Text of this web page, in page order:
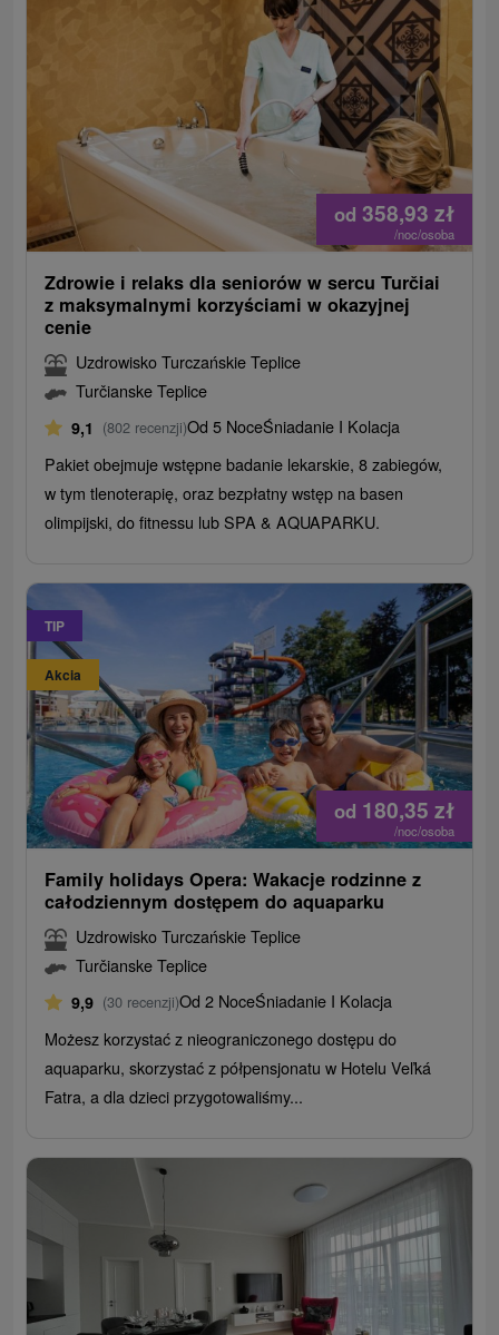
od 358,93 zł
/noc/osoba
Zdrowie i relaks dla seniorów w sercu Turčiai
z maksymalnymi korzyściami w okazyjnej
cenie
Uzdrowisko Turczańskie Teplice
Turčianske Teplice
9,1 (802 recenzji)Od 5 NoceŚniadanie I Kolacja
Pakiet obejmuje wstępne badanie lekarskie, 8 zabiegów,
w tym tlenoterapię, oraz bezpłatny wstęp na basen
olimpijski, do fitnessu lub SPA & AQUAPARKU.
TIP
Akcia
od 180,35 zł
/noc/osoba
Family holidays Opera: Wakacje rodzinne z
całodziennym dostępem do aquaparku
Uzdrowisko Turczańskie Teplice
Turčianske Teplice
9,9 (30 recenzji)Od 2 NoceŚniadanie I Kolacja
Możesz korzystać z nieograniczonego dostępu do
aquaparku, skorzystać z półpensjonatu w Hotelu Veľká
Fatra, a dla dzieci przygotowaliśmy...